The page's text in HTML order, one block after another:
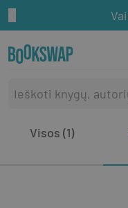
Visos (1)